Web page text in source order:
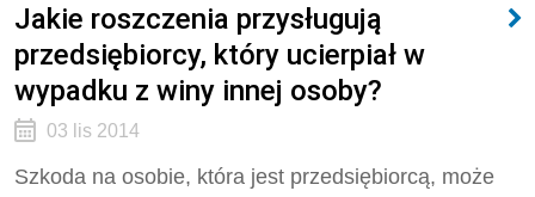
Jakie roszczenia przysługują
przedsiębiorcy, który ucierpiał w
wypadku z winy innej osoby?
03 lis 2014
Szkoda na osobie, która jest przedsiębiorcą, może